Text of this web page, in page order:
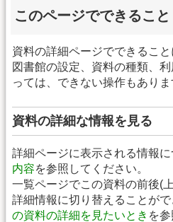
このページでできること
資料の詳細ページでできること
図書館の設定、資料の種類、
っては、できない操作もありま
資料の詳細な情報を見る
詳細ページに表示される情報に
内容を参照してください。
一覧ページでこの資料の前後(
詳細情報に切り替えることがで
の資料の詳細を見たいとき を